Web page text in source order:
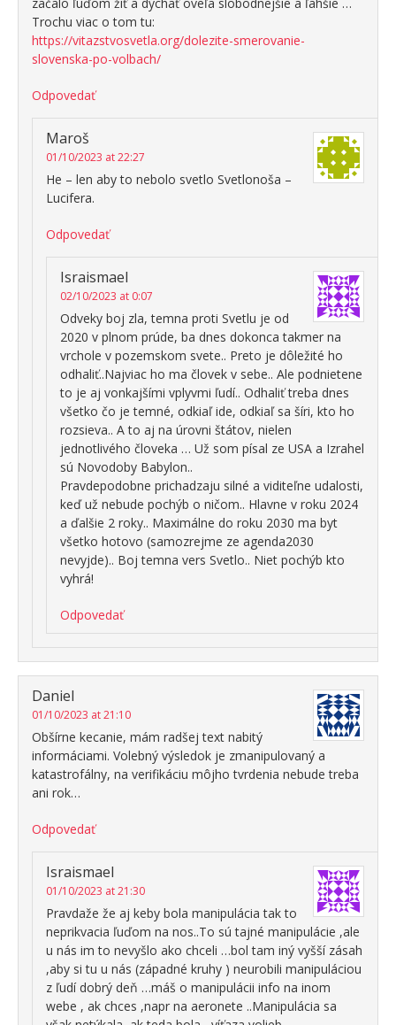
začalo ľuďom žiť a dýchať oveľa slobodnejšie a ľahšie …
Trochu viac o tom tu:
https://vitazstvosvetla.org/dolezite-smerovanie-
slovenska-po-volbach/
Odpovedať
Maroš
01/10/2023 at 22:27
He – len aby to nebolo svetlo Svetlonoša –
Lucifera.
Odpovedať
Israismael
02/10/2023 at 0:07
Odveky boj zla, temna proti Svetlu je od
2020 v plnom prúde, ba dnes dokonca takmer na
vrchole v pozemskom svete.. Preto je dôležité ho
odhaliť..Najviac ho ma človek v sebe.. Ale podnietene
to je aj vonkajšími vplyvmi ľudí.. Odhaliť treba dnes
všetko čo je temné, odkiaľ ide, odkiaľ sa šíri, kto ho
rozsieva.. A to aj na úrovni štátov, nielen
jednotlivého človeka … Už som písal ze USA a Izrahel
sú Novodoby Babylon..
Pravdepodobne prichadzaju silné a viditeľne udalosti,
keď už nebude pochýb o ničom.. Hlavne v roku 2024
a ďalšie 2 roky.. Maximálne do roku 2030 ma byt
všetko hotovo (samozrejme ze agenda2030
nevyjde).. Boj temna vers Svetlo.. Niet pochýb kto
vyhrá!
Odpovedať
Daniel
01/10/2023 at 21:10
Obšírne kecanie, mám radšej text nabitý
informáciami. Volebný výsledok je zmanipulovaný a
katastrofálny, na verifikáciu môjho tvrdenia nebude treba
ani rok…
Odpovedať
Israismael
01/10/2023 at 21:30
Pravdaže že aj keby bola manipulácia tak to
neprikvacia ľuďom na nos..To sú tajné manipulácie ,ale
u nás im to nevyšlo ako chceli …bol tam iný vyšší zásah
,aby si tu u nás (západné kruhy ) neurobili manipuláciou
z ľudí dobrý deň …máš o manipulácii info na inom
webe , ak chces ,napr na aeronete ..Manipulácia sa